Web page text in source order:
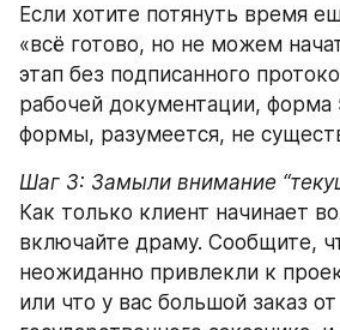
Если хотите потянуть время
«всё готово, но не можем
этап без подписанного
рабочей документации, форма
формы, разумеется, не
Шаг 3: Замыли внимание
Как только клиент начинает
включайте драму. Сообщите,
неожиданно привлекли к
или что у вас большой заказ от